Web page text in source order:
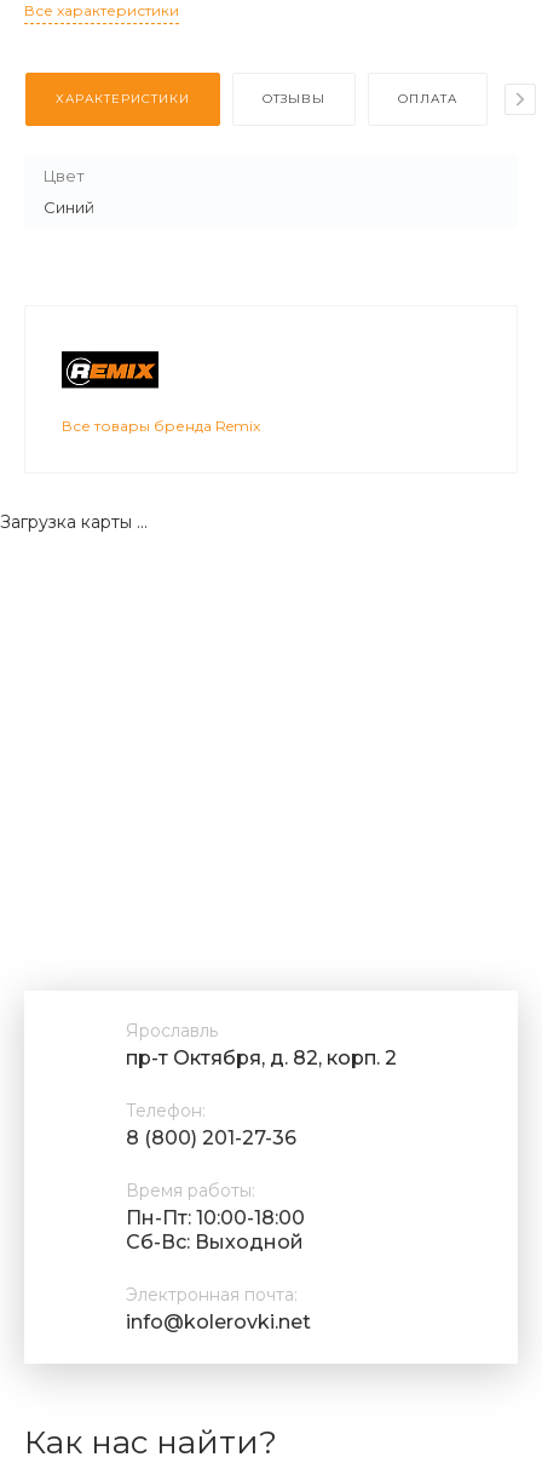
Все характеристики
ХАРАКТЕРИСТИКИ ОТЗЫВЫ ОПЛАТА
Цвет
Синий
Все товары бренда Remix
Загрузка карты ...
Ярославль
пр-т Октября, д. 82, корп. 2
Телефон:
8 (800) 201-27-36
Время работы:
Пн-Пт: 10:00-18:00
Cб-Вс: Выходной
Электронная почта:
info@kolerovki.net
Как нас найти?